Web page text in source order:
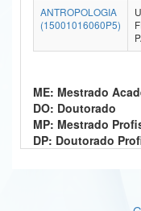
Ministério da Ciência,
Ministério do Meio Ambiente
Ministério do Desenvolvimento
Controladoria-Geral da União
ANTROPOLOGIA
(15001016060P5)
ME: Mestrado
DO: Doutorado
MP: Mestrado
DP: Doutorado